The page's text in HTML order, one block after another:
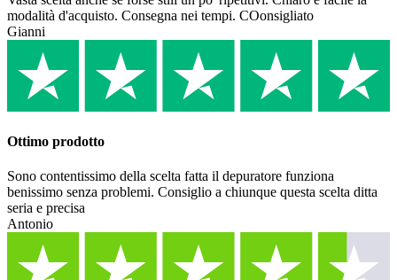
modalità d'acquisto. Consegna nei tempi. COonsigliato
Gianni
Ottimo prodotto
Sono contentissimo della scelta fatta il depuratore funziona
benissimo senza problemi. Consiglio a chiunque questa scelta ditta
seria e precisa
Antonio